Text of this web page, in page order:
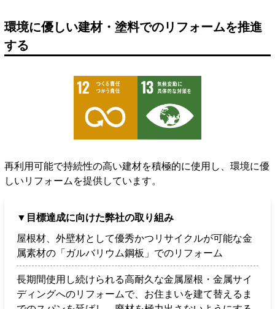
環境に優しい建材・塗料でのリフォームを推進
する
再利用可能で持続性の高い建材を積極的に使用し、環境に優
しいリフォームを提供しています。
▼目標達成に向けた弊社の取り組み
屋根材、外壁材として優秀かつリサイクルが可能な金
属素材の「ガルバリウム鋼板」でのリフォーム
長期間使用し続けられる高耐久な金属屋根・金属サイ
ディングへのリフォームで、お住まいを建て替えるま